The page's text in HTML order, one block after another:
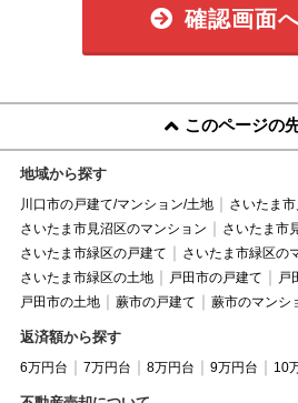
確認画面
このページの
地域から探す
川口市の戸建て/マンション/土地
さいたま
さいたま市見沼区のマンション
さいたま市
さいたま市緑区の戸建て
さいたま市緑区の
さいたま市緑区の土地
戸田市の戸建て
戸
戸田市の土地
蕨市の戸建て 蕨市のマンシ
返済額から探す
6万円台 7万円台 8万円台 9万円台 10